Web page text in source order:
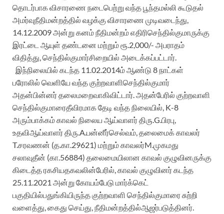
தொடர்பாகவிசாரணை நடைபெற்று வந்தபூந்தமல்லி கூடுதல்
அமர்வுநீதிமன்றத்தில் வழக்கு விசாரணை முடிவடைந்து
14.12.2009அன்று கனம்நீதிமன்றம்எதிரிசெந்தில்குமாருக்கு
இரட்டை ஆயுள் தண்டனை மற்றும்ரூ.2,000/- அபராதம்
விதித்து செந்தில்குமார்சிறையில் அடைக்கப்பட்டார்
இந்நிலையில் கடந்த 11.02. 2014ம்ஆண்டு 8நாட்கள்
பரோலில் வெளியே வந்தகுற்றவாளிசெந்தில்குமார்
அதன்பின்னர்தலைமறைவாகிவிட்டார் அதன்பேரில் குற்றவாளி
செந்தில்குமாரைதீவிரமாகதேடி வந்தநிலையில் K-8
அரும்பாக்கம்காவல் நிலைய ஆய்வாளர்திரு.G.பிரபு
உதவிஆய்வாளர்திரு.A.பன்னீர்செல்வம் தலைமைக்காவலர்
T.சரவணன் (த.கா.29621) மற்றும்காவலர்M.முகமது
சலாவுதீன் (கா.56884) தலைமையிலான காவல் குழுவினருக்கு
கிடைத்தரகசியதகவலின்பேரில் காவல் குழுவினர்கடந்த
25.11.2021 அன்று கோயம்பேடு மார்க்கெட்
பகுதியில்பதுங்கியிருந்தகுற்றவாளி செந்தில்குமாரைசுற்றி
வளைத்து கைது செய்து நீதிமன்றத்தில்ஆஜர்படுத்தினர்